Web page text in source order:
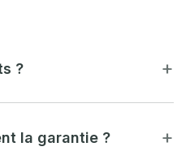
?
la garantie ?